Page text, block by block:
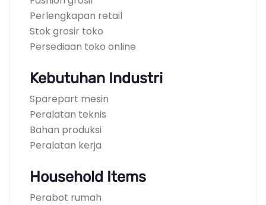
Perlengkapan retail
Stok grosir toko
Persediaan toko online
Kebutuhan Industri
Sparepart mesin
Peralatan teknis
Bahan produksi
Peralatan kerja
Household Items
Perabot rumah